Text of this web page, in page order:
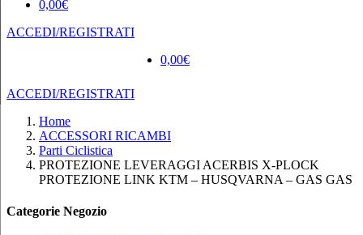
0,00€
ACCEDI/REGISTRATI
0,00€
ACCEDI/REGISTRATI
Home
ACCESSORI RICAMBI
Parti Ciclistica
PROTEZIONE LEVERAGGI ACERBIS X-PLOCK
PROTEZIONE LINK KTM – HUSQVARNA – GAS GAS
Categorie Negozio